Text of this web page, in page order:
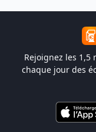
Rejoignez les
chaque jour des